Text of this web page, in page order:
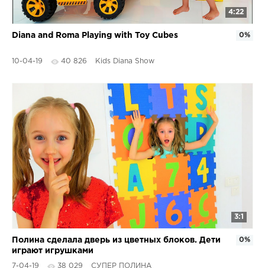
4:22
Diana and Roma Playing with Toy Cubes
10-04-19 40 826 Kids Diana Show
0%
3:1
Полина сделала дверь из цветных блоков. Дети
играют игрушками
7-04-19 38 029 СУПЕР ПОЛИНА
0%